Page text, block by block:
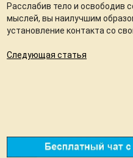
Расслабив тело и освободив
мыслей, вы наилучшим
установление контакта со
Следующая статья